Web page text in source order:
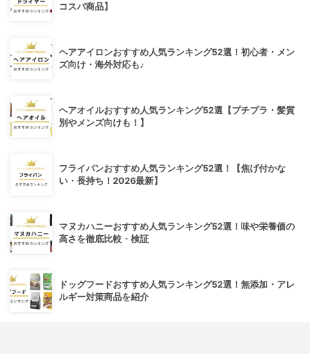
コスパ商品】
ヘアアイロンおすすめ人気ランキング52選！初心者・メン
ズ向け・海外対応も♪
ヘアオイルおすすめ人気ランキング52選【プチプラ・髪質
別やメンズ向けも！】
フライパンおすすめ人気ランキング52選！【焦げ付かな
い・長持ち！2026最新】
マヌカハニーおすすめ人気ランキング52選！味や栄養価の
高さを徹底比較・検証
ドッグフードおすすめ人気ランキング52選！無添加・アレ
ルギー対策商品を紹介